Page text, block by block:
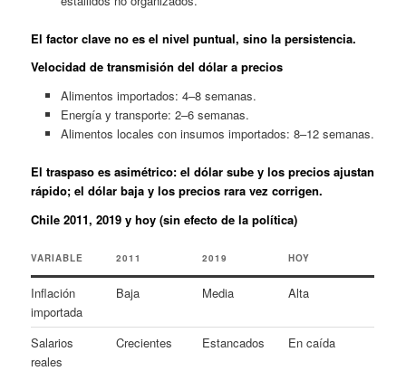
El factor clave no es el nivel puntual, sino la persistencia.
Velocidad de transmisión del dólar a precios
Alimentos importados: 4–8 semanas.
Energía y transporte: 2–6 semanas.
Alimentos locales con insumos importados: 8–12 semanas.
El traspaso es asimétrico: el dólar sube y los precios ajustan
rápido; el dólar baja y los precios rara vez corrigen.
Chile 2011, 2019 y hoy (sin efecto de la política)
VARIABLE 2011 2019 HOY
Inflación
importada
Baja Media Alta
Salarios
reales
Crecientes Estancados En caída